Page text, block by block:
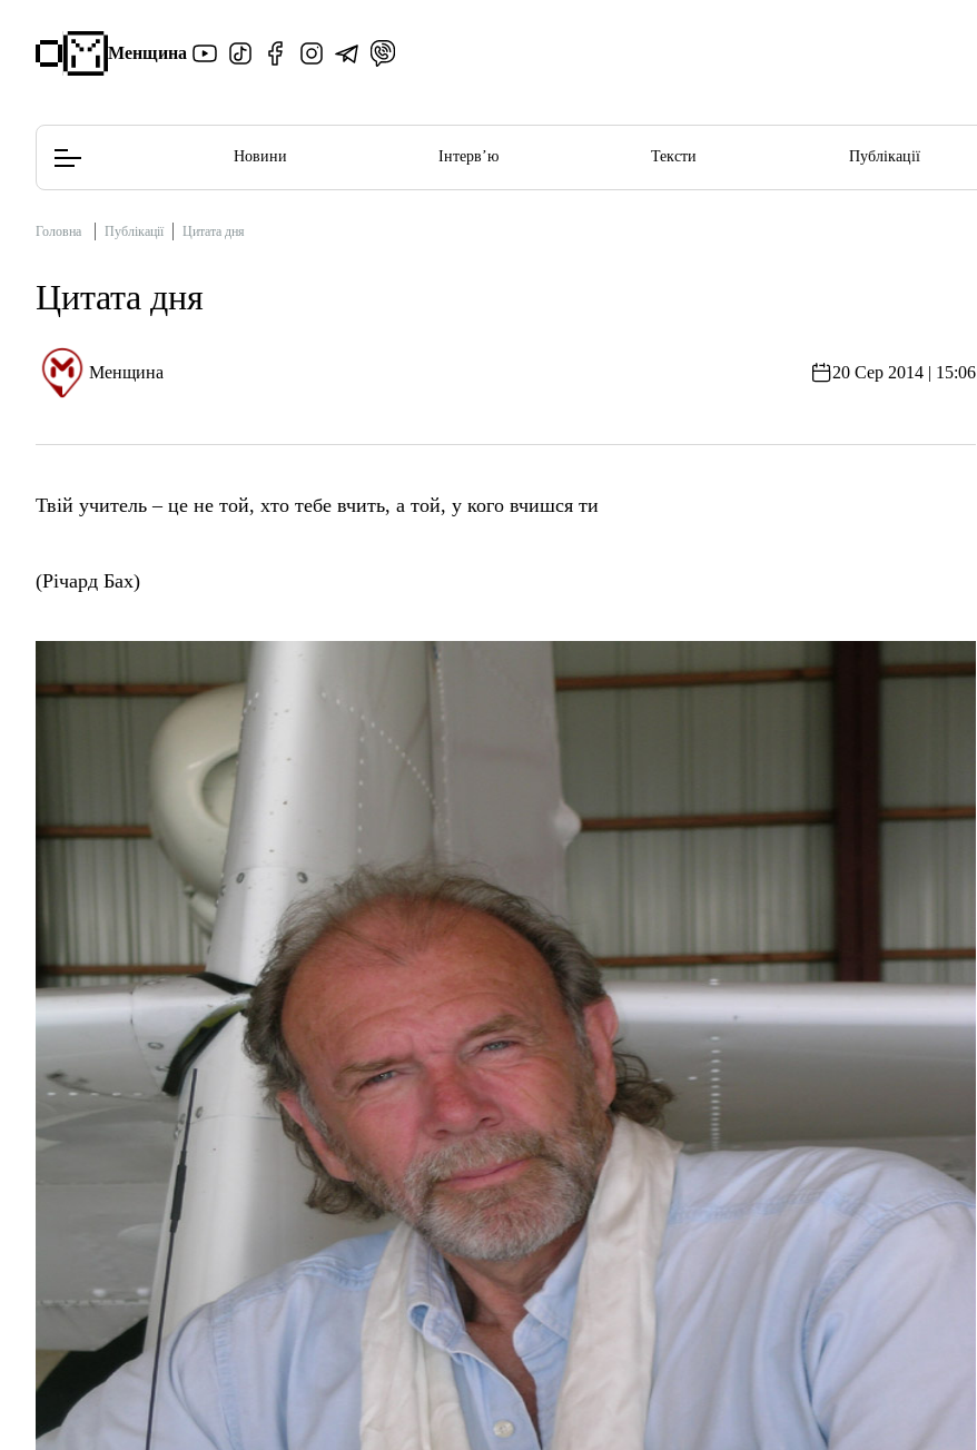
Менщина
Редакційна політика
Новини Інтерв’ю Тексти Публікації
Головна Публікації Цитата дня
Цитата дня
Менщина 20 Сер 2014 | 15:06
Твій учитель – це не той, хто тебе вчить, а той, у кого вчишся ти
(Річард Бах)